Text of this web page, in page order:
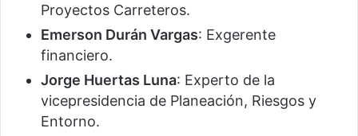
Proyectos Carreteros.
Emerson Durán Vargas: Exgerente
financiero.
Jorge Huertas Luna: Experto de la
vicepresidencia de Planeación, Riesgos y
Entorno.